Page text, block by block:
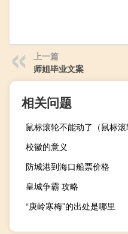
上一篇
师姐毕业文案
相关问题
鼠标滚轮不能动了（鼠标滚
校徽的意义
防城港到海口船票价格
皇城争霸 攻略
“庚岭寒梅”的出处是哪里